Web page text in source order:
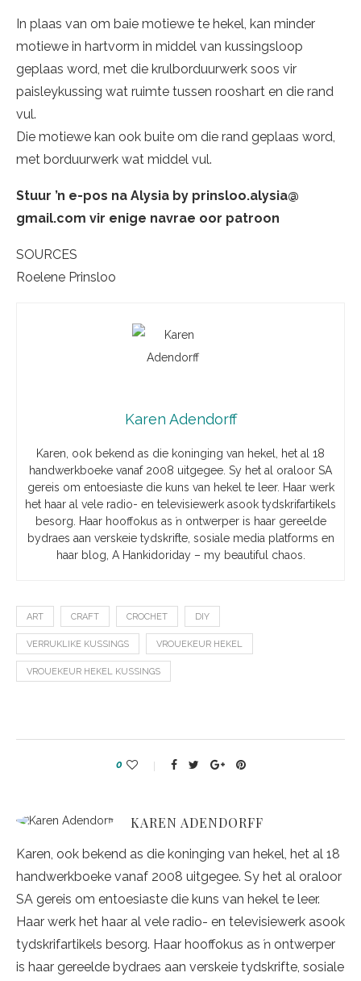
In plaas van om baie motiewe te hekel, kan minder
motiewe in hartvorm in middel van kussingsloop
geplaas word, met die krulborduurwerk soos vir
paisleykussing wat ruimte tussen rooshart en die rand
vul.
Die motiewe kan ook buite om die rand geplaas word,
met borduurwerk wat middel vul.
Stuur ’n e-pos na Alysia by prinsloo.alysia@
gmail.com vir enige navrae oor patroon
SOURCES
Roelene Prinsloo
Karen Adendorff
Karen, ook bekend as die koninging van hekel, het al 18
handwerkboeke vanaf 2008 uitgegee. Sy het al oraloor SA
gereis om entoesiaste die kuns van hekel te leer. Haar werk
het haar al vele radio- en televisiewerk asook tydskrifartikels
besorg. Haar hooffokus as ŉ ontwerper is haar gereelde
bydraes aan verskeie tydskrifte, sosiale media platforms en
haar blog, A Hankidoriday – my beautiful chaos.
ART CRAFT CROCHET DIY
VERRUKLIKE KUSSINGS VROUEKEUR HEKEL
VROUEKEUR HEKEL KUSSINGS
0
KAREN ADENDORFF
Karen, ook bekend as die koninging van hekel, het al 18
handwerkboeke vanaf 2008 uitgegee. Sy het al oraloor
SA gereis om entoesiaste die kuns van hekel te leer.
Haar werk het haar al vele radio- en televisiewerk asook
tydskrifartikels besorg. Haar hooffokus as ŉ ontwerper
is haar gereelde bydraes aan verskeie tydskrifte, sosiale